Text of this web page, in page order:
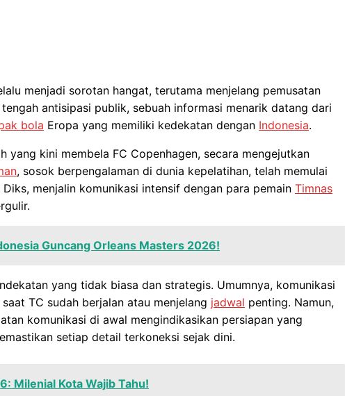
menjadi sorotan hangat, terutama menjelang pemusatan
antisipasi publik, sebuah informasi menarik datang dari
bola Eropa yang memiliki kedekatan dengan Indonesia.
yang kini membela FC Copenhagen, secara mengejutkan
, sosok berpengalaman di dunia kepelatihan, telah memulai
menjalin komunikasi intensif dengan para pemain Timnas
Guncang Orleans Masters 2026!
yang tidak biasa dan strategis. Umumnya, komunikasi
TC sudah berjalan atau menjelang jadwal penting. Namun,
komunikasi di awal mengindikasikan persiapan yang
setiap detail terkoneksi sejak dini.
Milenial Kota Wajib Tahu!